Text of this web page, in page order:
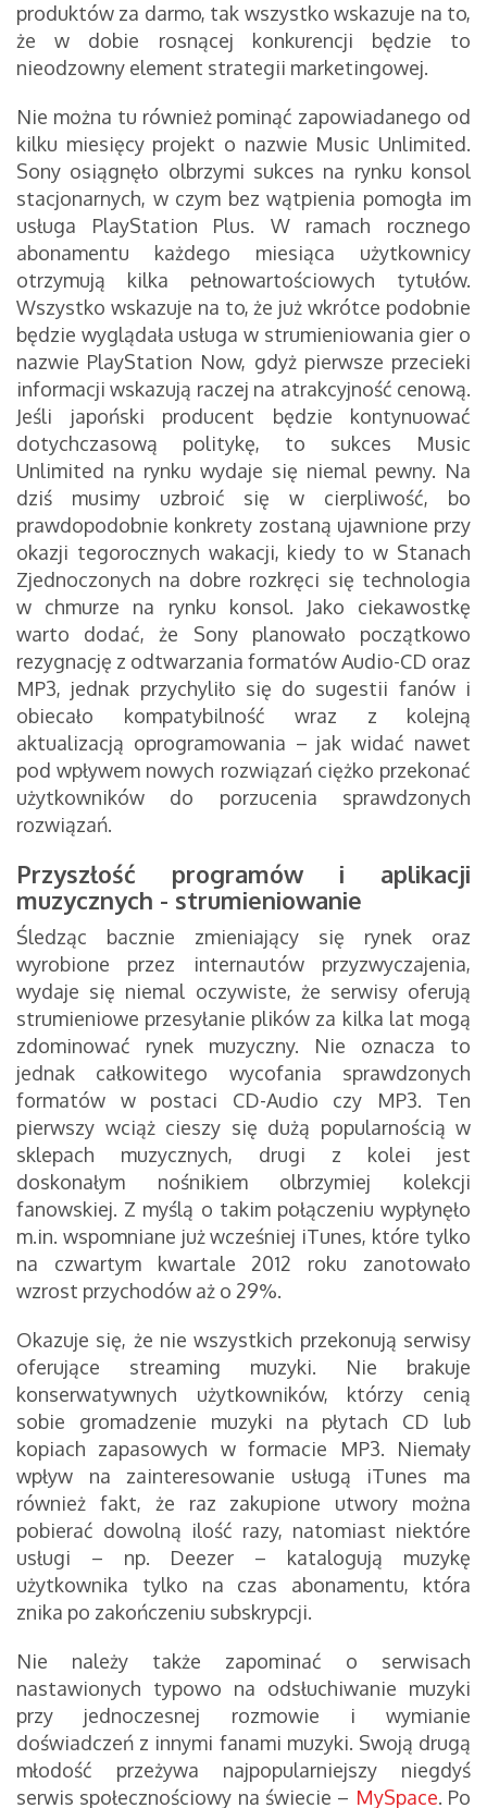
produktów za darmo, tak wszystko wskazuje na to,
że w dobie rosnącej konkurencji będzie to
nieodzowny element strategii marketingowej.
Nie można tu również pominąć zapowiadanego od
kilku miesięcy projekt o nazwie Music Unlimited.
Sony osiągnęło olbrzymi sukces na rynku konsol
stacjonarnych, w czym bez wątpienia pomogła im
usługa PlayStation Plus. W ramach rocznego
abonamentu każdego miesiąca użytkownicy
otrzymują kilka pełnowartościowych tytułów.
Wszystko wskazuje na to, że już wkrótce podobnie
będzie wyglądała usługa w strumieniowania gier o
nazwie PlayStation Now, gdyż pierwsze przecieki
informacji wskazują raczej na atrakcyjność cenową.
Jeśli japoński producent będzie kontynuować
dotychczasową politykę, to sukces Music
Unlimited na rynku wydaje się niemal pewny. Na
dziś musimy uzbroić się w cierpliwość, bo
prawdopodobnie konkrety zostaną ujawnione przy
okazji tegorocznych wakacji, kiedy to w Stanach
Zjednoczonych na dobre rozkręci się technologia
w chmurze na rynku konsol. Jako ciekawostkę
warto dodać, że Sony planowało początkowo
rezygnację z odtwarzania formatów Audio-CD oraz
MP3, jednak przychyliło się do sugestii fanów i
obiecało kompatybilność wraz z kolejną
aktualizacją oprogramowania – jak widać nawet
pod wpływem nowych rozwiązań ciężko przekonać
użytkowników do porzucenia sprawdzonych
rozwiązań.
Przyszłość programów i aplikacji
muzycznych - strumieniowanie
Śledząc bacznie zmieniający się rynek oraz
wyrobione przez internautów przyzwyczajenia,
wydaje się niemal oczywiste, że serwisy oferują
strumieniowe przesyłanie plików za kilka lat mogą
zdominować rynek muzyczny. Nie oznacza to
jednak całkowitego wycofania sprawdzonych
formatów w postaci CD-Audio czy MP3. Ten
pierwszy wciąż cieszy się dużą popularnością w
sklepach muzycznych, drugi z kolei jest
doskonałym nośnikiem olbrzymiej kolekcji
fanowskiej. Z myślą o takim połączeniu wypłynęło
m.in. wspomniane już wcześniej iTunes, które tylko
na czwartym kwartale 2012 roku zanotowało
wzrost przychodów aż o 29%.
Okazuje się, że nie wszystkich przekonują serwisy
oferujące streaming muzyki. Nie brakuje
konserwatywnych użytkowników, którzy cenią
sobie gromadzenie muzyki na płytach CD lub
kopiach zapasowych w formacie MP3. Niemały
wpływ na zainteresowanie usługą iTunes ma
również fakt, że raz zakupione utwory można
pobierać dowolną ilość razy, natomiast niektóre
usługi – np. Deezer – katalogują muzykę
użytkownika tylko na czas abonamentu, która
znika po zakończeniu subskrypcji.
Nie należy także zapominać o serwisach
nastawionych typowo na odsłuchiwanie muzyki
przy jednoczesnej rozmowie i wymianie
doświadczeń z innymi fanami muzyki. Swoją drugą
młodość przeżywa najpopularniejszy niegdyś
serwis społecznościowy na świecie – MySpace. Po